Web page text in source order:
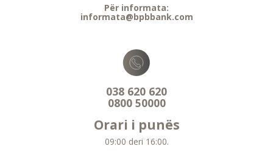
Për informata:
informata@bpbbank.com
038 620 620
0800 50000
Orari i punës
09:00 deri 16:00.